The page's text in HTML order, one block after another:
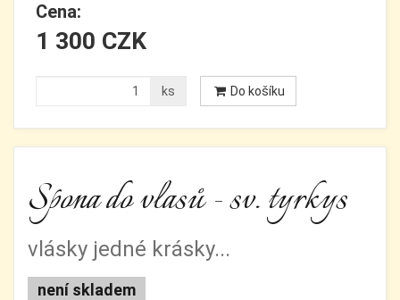
Cena:
1 300 CZK
ks Do košíku
Spona do vlasů - sv. tyrkys
vlásky jedné krásky...
není skladem